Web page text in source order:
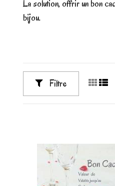
La solution, offrir un bon
bijou.
Filtre